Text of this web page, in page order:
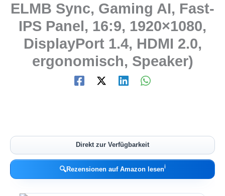
ELMB Sync, Gaming AI, Fast-
IPS Panel, 16:9, 1920×1080,
DisplayPort 1.4, HDMI 2.0,
ergonomisch, Speaker)
Direkt zur Verfügbarkeit
🔍Rezensionen auf Amazon lesenℹ︎